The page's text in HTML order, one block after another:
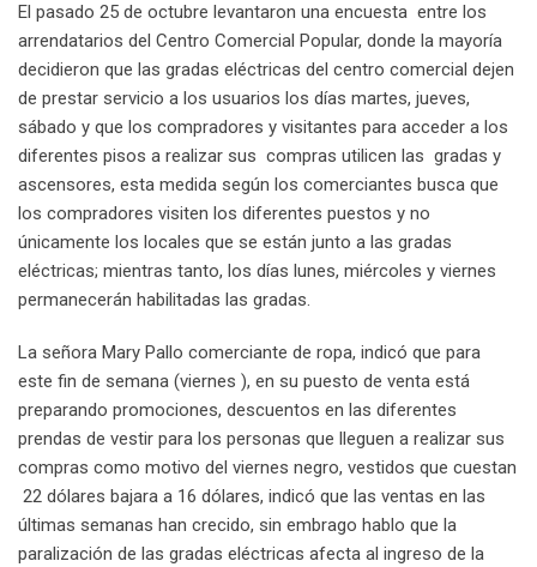
El pasado 25 de octubre levantaron una encuesta entre los
arrendatarios del Centro Comercial Popular, donde la mayoría
decidieron que las gradas eléctricas del centro comercial dejen
de prestar servicio a los usuarios los días martes, jueves,
sábado y que los compradores y visitantes para acceder a los
diferentes pisos a realizar sus compras utilicen las gradas y
ascensores, esta medida según los comerciantes busca que
los compradores visiten los diferentes puestos y no
únicamente los locales que se están junto a las gradas
eléctricas; mientras tanto, los días lunes, miércoles y viernes
permanecerán habilitadas las gradas.
La señora Mary Pallo comerciante de ropa, indicó que para
este fin de semana (viernes ), en su puesto de venta está
preparando promociones, descuentos en las diferentes
prendas de vestir para los personas que lleguen a realizar sus
compras como motivo del viernes negro, vestidos que cuestan
22 dólares bajara a 16 dólares, indicó que las ventas en las
últimas semanas han crecido, sin embrago hablo que la
paralización de las gradas eléctricas afecta al ingreso de la